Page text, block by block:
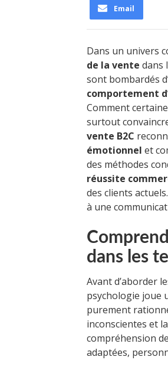
Email
Dans un univers
de la vente dans
sont bombardés
comportement
Comment
surtout
vente B2C
émotionnel et
des méthodes
réussite
des clients
à une
dans les
Avant d’aborder
psychologie joue
purement
inconscientes et
compréhension
adaptées,